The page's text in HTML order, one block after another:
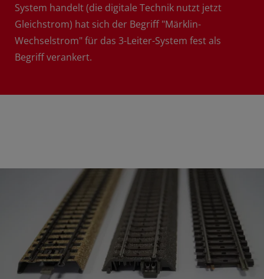
System handelt (die digitale Technik nutzt jetzt
Gleichstrom) hat sich der Begriff "Märklin-
Wechselstrom" für das 3-Leiter-System fest als
Begriff verankert.